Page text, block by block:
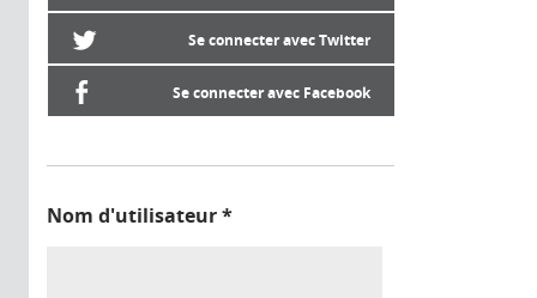
Se connecter avec Twitter
Se connecter avec Facebook
Nom d'utilisateur*